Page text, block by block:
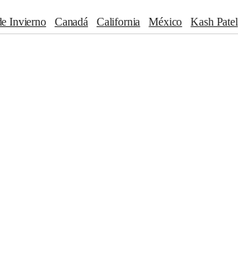
Invierno Canadá California México
Kash Patel